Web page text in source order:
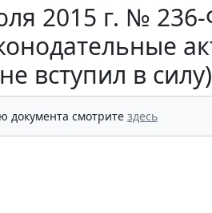
2015 г. №
вступил в силу)
документа смотрите здесь